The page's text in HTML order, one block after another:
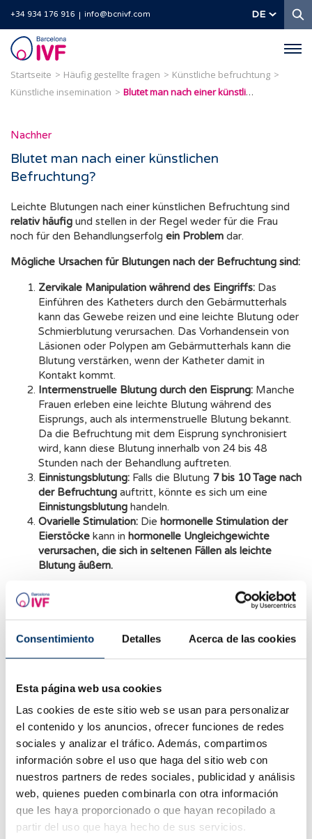
Consentimiento Detalles Acerca de las cookies
Esta página web usa cookies
Las cookies de este sitio web se usan para personalizar
el contenido y los anuncios, ofrecer funciones de redes
sociales y analizar el tráfico. Además, compartimos
información sobre el uso que haga del sitio web con
nuestros partners de redes sociales, publicidad y análisis
web, quienes pueden combinarla con otra información
que les haya proporcionado o que hayan recopilado a
partir del uso que haya hecho de sus servicios.
+34 934 176 916 info@bcnivf.com DE
Barcelona
IVF
Startseite Häufig gestellte fragen
Künstliche befruchtung
Künstliche insemination
Blutet man nach einer künstlichen Befruchtung?
Nachher
Blutet man nach einer künstlichen
Befruchtung?
Leichte Blutungen nach einer künstlichen Befruchtung sind
relativ häufig und stellen in der Regel weder für die Frau
noch für den Behandlungserfolg ein Problem dar.
Mögliche Ursachen für Blutungen nach der Befruchtung sind:
Zervikale Manipulation während des Eingriffs: Das
Einführen des Katheters durch den Gebärmutterhals
kann das Gewebe reizen und eine leichte Blutung oder
Schmierblutung verursachen. Das Vorhandensein von
Läsionen oder Polypen am Gebärmutterhals kann die
Blutung verstärken, wenn der Katheter damit in
Kontakt kommt.
Intermenstruelle Blutung durch den Eisprung: Manche
Frauen erleben eine leichte Blutung während des
Eisprungs, auch als intermenstruelle Blutung bekannt.
Da die Befruchtung mit dem Eisprung synchronisiert
wird, kann diese Blutung innerhalb von 24 bis 48
Stunden nach der Behandlung auftreten.
Einnistungsblutung: Falls die Blutung 7 bis 10 Tage nach
der Befruchtung auftritt, könnte es sich um eine
Einnistungsblutung handeln.
Ovarielle Stimulation: Die hormonelle Stimulation der
Eierstöcke kann in hormonelle Ungleichgewichte
verursachen, die sich in seltenen Fällen als leichte
Blutung äußern.
Falls die Blutung
sehr stark ist, länger als drei Tage anhält
oder von Symptomen wie starken Schmerzen, Fieber,
übelriechendem Vaginalausfluss oder Brennen beim
Wasserlassenbegleitet wird, sollten Sie einen Arzt
Blutungen oder Schmierblutungen normalund
bedeuten nicht zwangsläufig, dass die Behandlung
fehlgeschlagen ist.
Beobachten Sie die Merkmale der Blutung:Menge,
Farbe und Dauer.
Vermeiden Sie körperliche Anstrengung und
Geschlechtsverkehr in den ersten Tagen nach dem